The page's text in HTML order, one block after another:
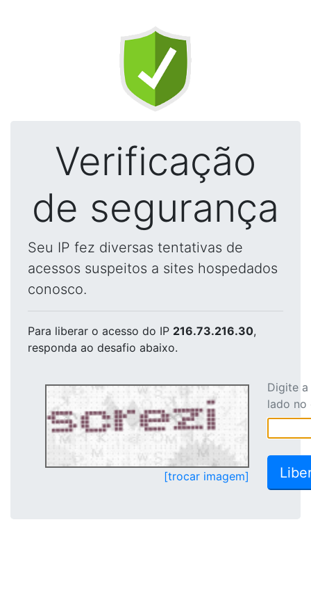
Verificação
de segurança
Seu IP fez diversas tentativas de
acessos suspeitos a sites hospedados
conosco.
Para liberar o acesso do IP 216.73.216.30,
responda ao desafio abaixo.
[trocar imagem]
Digite
lado no